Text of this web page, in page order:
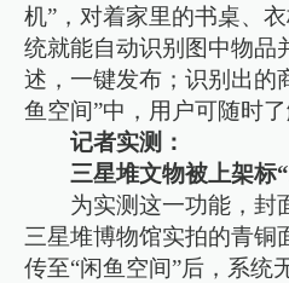
机”，对着家里的书桌、
统就能自动识别图中物品
述，一键发布；识别出的
鱼空间”中，用户可随时了
记者实测：
三星堆文物被上架标
为实测这一功能，封
三星堆博物馆实拍的青铜
传至“闲鱼空间”后，系统